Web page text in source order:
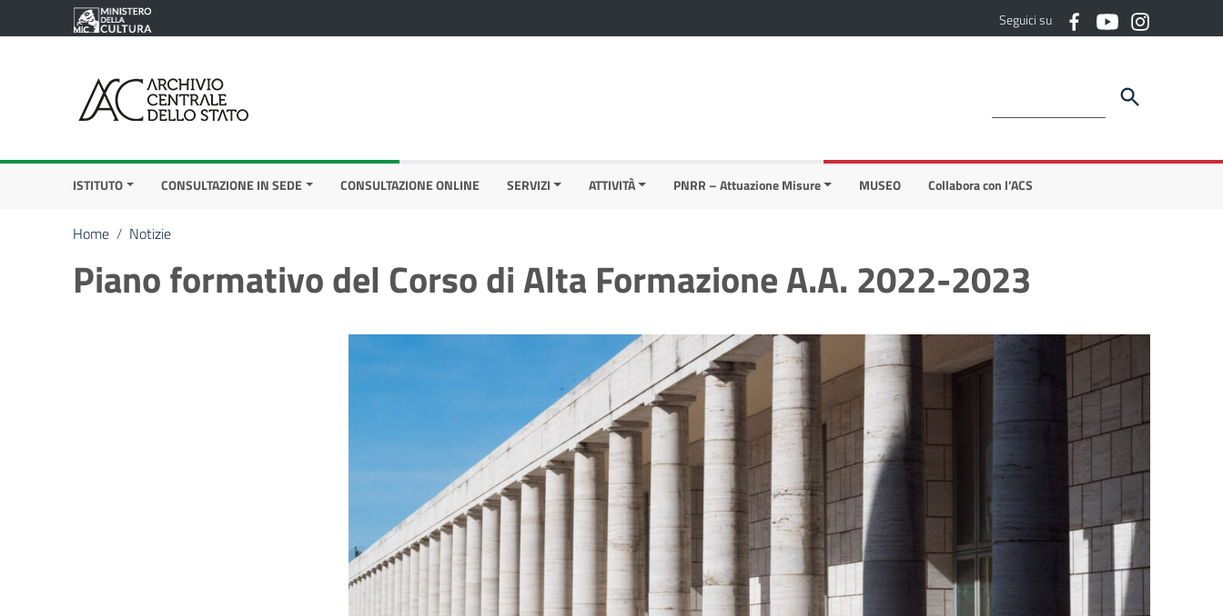
Vai ai contenuti
Vai al menu di navigazione
Seguici su
ISTITUTO CONSULTAZIONE IN SEDE CONSULTAZIONE ONLINE SERVIZI ATTIVITÀ PNRR – Attuazione Misure MUSEO Collabora con l’ACS
Home / Notizie
Piano formativo del Corso di Alta Formazione A.A. 2022-2023